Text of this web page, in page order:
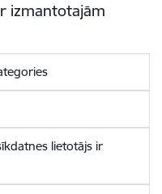
izmantotajām
lietotājs ir